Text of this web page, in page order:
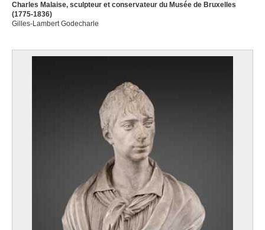
Charles Malaise, sculpteur et conservateur du Musée de Bruxelles
(1775-1836)
Gilles-Lambert Godecharle